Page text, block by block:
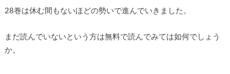
28巻は休む間もないほどの勢いで進んでいきました。
まだ読んでいないという方は無料で読んでみては如何でしょう
か。